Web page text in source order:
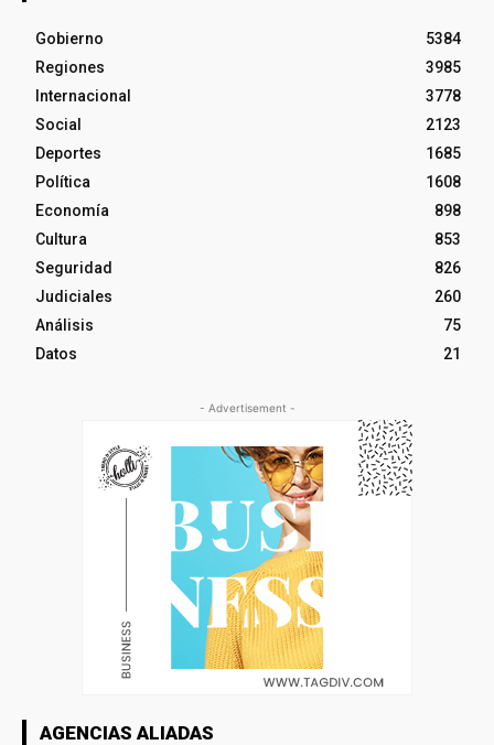
Gobierno
5384
Regiones
3985
Internacional
3778
Social
2123
Deportes
1685
Política
1608
Economía
898
Cultura
853
Seguridad
826
Judiciales
260
Análisis
75
Datos
21
- Advertisement -
AGENCIAS ALIADAS